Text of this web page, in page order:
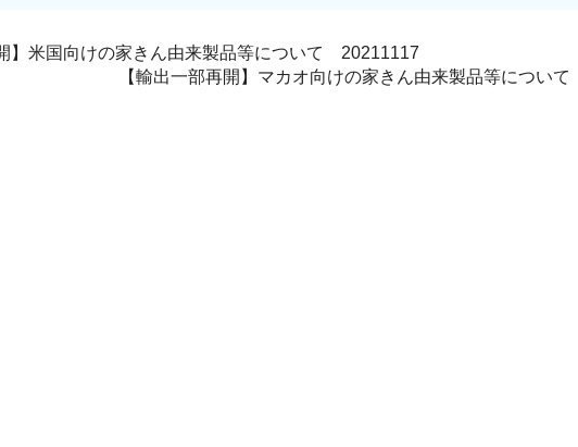
】米国向けの家きん由来製品等について 20211117
【輸出一部再開】マカオ向けの家きん由来製品等につい